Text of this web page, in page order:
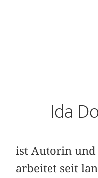
Ida
ist Autorin und
arbeitet seit